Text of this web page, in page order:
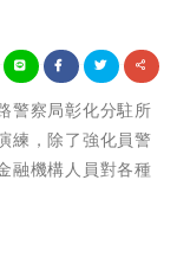
警察局彰化分駐所
練，除了強化員警
融機構人員對各種